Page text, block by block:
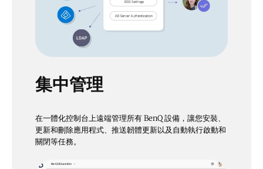
集中管理
在一體化控制台上遠端管理所有 BenQ 設備，讓您安裝、
更新和刪除應用程式、推送韌體更新以及自動執行啟動和
關閉等任務。